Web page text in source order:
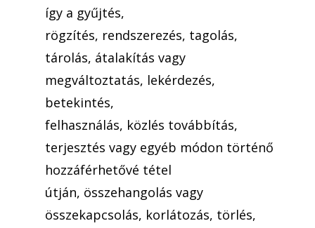
így a gyűjtés,
rögzítés, rendszerezés, tagolás,
tárolás, átalakítás vagy
megváltoztatás, lekérdezés,
betekintés,
felhasználás, közlés továbbítás,
terjesztés vagy egyéb módon történő
hozzáférhetővé tétel
útján, összehangolás vagy
összekapcsolás, korlátozás, törlés,